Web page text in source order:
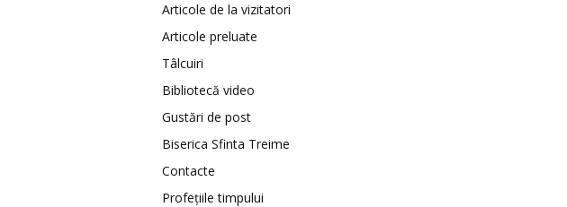
Articole de la vizitatori
Articole preluate
Tâlcuiri
Bibliotecă video
Gustări de post
Biserica Sfinta Treime
Contacte
Profețiile timpului